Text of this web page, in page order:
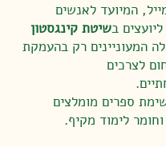
המיועד לאנשים
בשיטת קינגסטון
המעוניינים רק בהעמקת
לצרכים
ספרים מומלצים
לימוד מקיף.